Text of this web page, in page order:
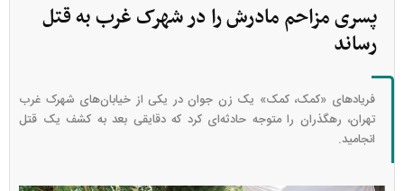
پسری مزاحم مادرش را در شهرک غرب به قتل
رساند
فریاد‌های «کمک، کمک» یک زن جوان در یکی از خیابان‌های شهرک غرب
تهران، رهگذران را متوجه حادثه‌ای کرد که دقایقی بعد به کشف یک قتل
انجامید.